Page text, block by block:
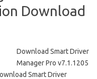
Download
Download Smart Driver
Manager Pro v7.1.1205
Smart Driver